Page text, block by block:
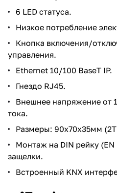
6 LED статуса.
Низкое потребление
Кнопка включения/
управления.
Ethernet 10/100 BaseT IP.
Гнездо RJ45.
Внешнее напряжение от
тока.
Размеры: 90x70x35мм
Монтаж на DIN рейку
защелки.
Встроенный KNX